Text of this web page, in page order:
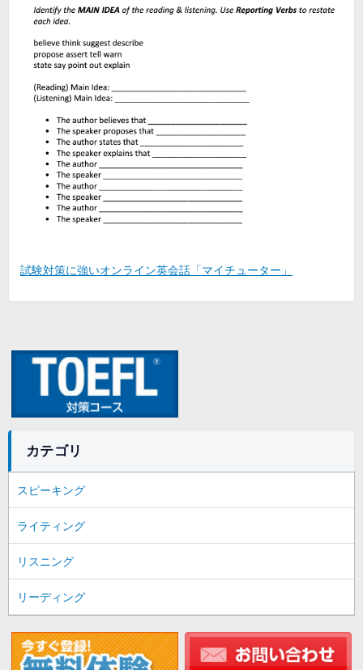
試験対策に強いオンライン英会話「マイチューター」
カテゴリ
スピーキング
ライティング
リスニング
リーディング